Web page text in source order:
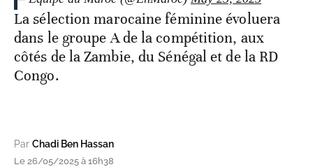
La sélection marocaine féminine évoluera
dans le groupe A de la compétition, aux
côtés de la Zambie, du Sénégal et de la RD
Congo.
Par Chadi Ben Hassan
Le 26/05/2025 à 16h38